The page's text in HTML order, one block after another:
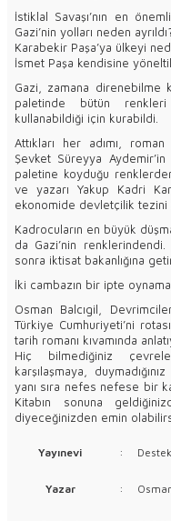
İstiklal Savaşı’nın en
Gazi’nin yolları neden
Karabekir Paşa’ya ülkeyi
İsmet Paşa kendisine
Gazi, zamana direnebilme
paletinde bütün
kullanabildiği için kurabildi.
Attıkları her adımı,
Şevket Süreyya
paletine koyduğu
ve yazarı Yakup Kadri
ekonomide devletçilik tezini
Kadrocuların en büyük
da Gazi’nin renklerindendi.
sonra iktisat bakanlığına
İki cambazın bir ipte
Osman Balcıgil,
Türkiye Cumhuriyeti’ni
tarih romanı kıvamında
Hiç bilmediğiniz
karşılaşmaya,
yanı sıra nefes nefese bir
Kitabın sonuna
diyeceğinizden emin
Yayınevi :
Yazar :